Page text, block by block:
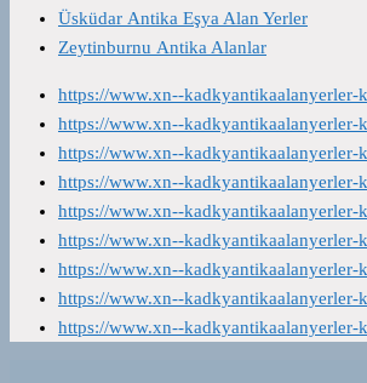
Üsküdar Antika Eşya Alan Yerler
Zeytinburnu Antika Alanlar
https://www.xn--kadkyantikaalanyerler-
https://www.xn--kadkyantikaalanyerler-
https://www.xn--kadkyantikaalanyerler-
https://www.xn--kadkyantikaalanyerler-
https://www.xn--kadkyantikaalanyerler-
https://www.xn--kadkyantikaalanyerler-
https://www.xn--kadkyantikaalanyerler-
https://www.xn--kadkyantikaalanyerler-
https://www.xn--kadkyantikaalanyerler-